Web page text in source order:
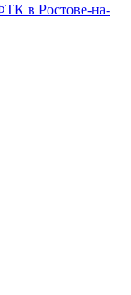
в Ростове-на-